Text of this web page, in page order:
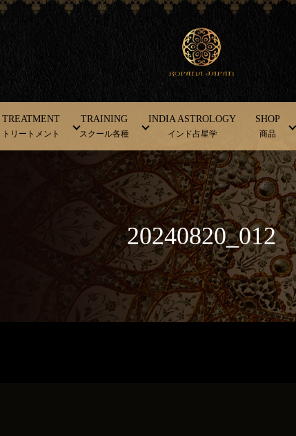
TREATMENT
トリートメント
TRAINING
スクール各種
INDIA ASTROLOGY
インド占星学
SHOP
商品
20240820_012